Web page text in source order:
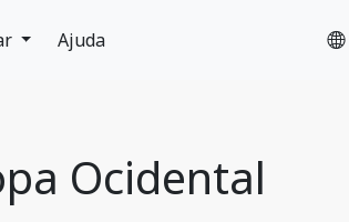
Ajuda
Ocidental